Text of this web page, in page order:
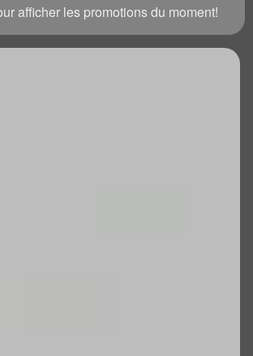
afficher les promotions du moment!